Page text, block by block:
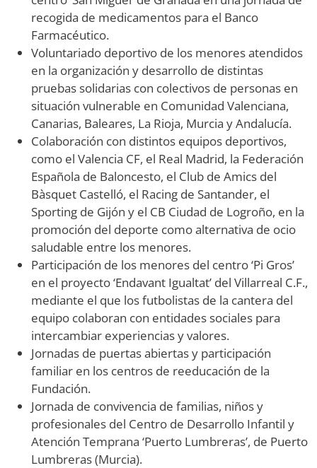
recogida de medicamentos para el Banco
Farmacéutico.
Voluntariado deportivo de los menores atendidos
en la organización y desarrollo de distintas
pruebas solidarias con colectivos de personas en
situación vulnerable en Comunidad Valenciana,
Canarias, Baleares, La Rioja, Murcia y Andalucía.
Colaboración con distintos equipos deportivos,
como el Valencia CF, el Real Madrid, la Federación
Española de Baloncesto, el Club de Amics del
Bàsquet Castelló, el Racing de Santander, el
Sporting de Gijón y el CB Ciudad de Logroño, en la
promoción del deporte como alternativa de ocio
saludable entre los menores.
Participación de los menores del centro ‘Pi Gros’
en el proyecto ‘Endavant Igualtat’ del Villarreal C.F.,
mediante el que los futbolistas de la cantera del
equipo colaboran con entidades sociales para
intercambiar experiencias y valores.
Jornadas de puertas abiertas y participación
familiar en los centros de reeducación de la
Fundación.
Jornada de convivencia de familias, niños y
profesionales del Centro de Desarrollo Infantil y
Atención Temprana ‘Puerto Lumbreras’, de Puerto
Lumbreras (Murcia).